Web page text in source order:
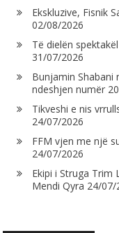
Ekskluzive, Fisnik
02/08/2026
Të dielën
31/07/2026
Bunjamin Shabani
ndeshjen numër
Tikveshi e nis
24/07/2026
FFM vjen me një
24/07/2026
Ekipi i Struga Trim
Mendi Qyra 24/07/